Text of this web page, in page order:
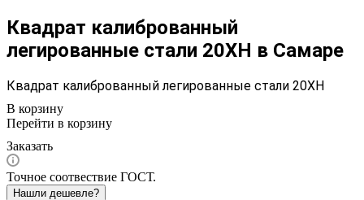
Квадрат калиброванный
легированные стали 20ХН в Самаре
Квадрат калиброванный легированные стали 20ХН
В корзину
Перейти в корзину
Заказать
Точное соотвествие ГОСТ.
Нашли дешевле?